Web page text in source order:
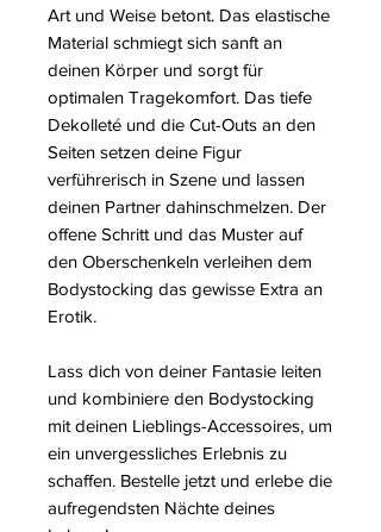
Art und Weise betont. Das elastische
Material schmiegt sich sanft an
deinen Körper und sorgt für
optimalen Tragekomfort. Das tiefe
Dekolleté und die Cut-Outs an den
Seiten setzen deine Figur
verführerisch in Szene und lassen
deinen Partner dahinschmelzen. Der
offene Schritt und das Muster auf
den Oberschenkeln verleihen dem
Bodystocking das gewisse Extra an
Erotik.
Lass dich von deiner Fantasie leiten
und kombiniere den Bodystocking
mit deinen Lieblings-Accessoires, um
ein unvergessliches Erlebnis zu
schaffen. Bestelle jetzt und erlebe die
aufregendsten Nächte deines